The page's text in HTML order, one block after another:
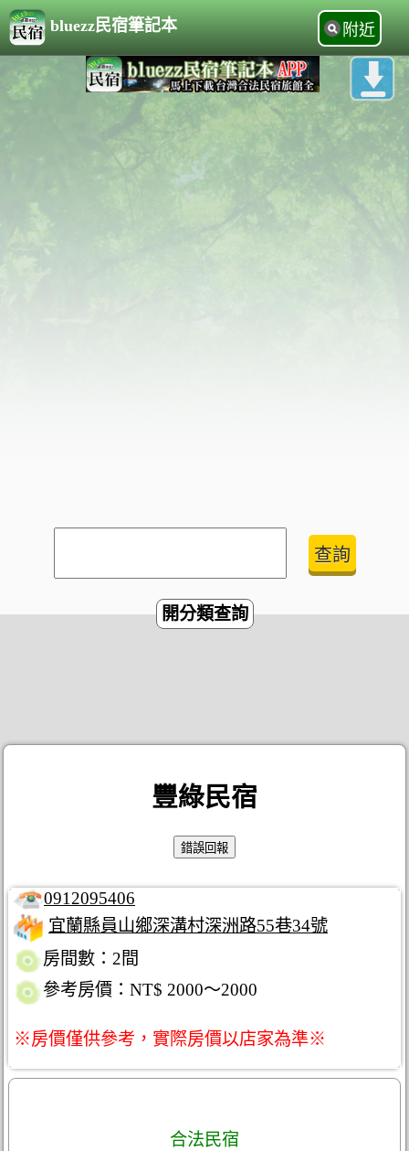
bluezz民宿筆記本 附近
開分類查詢
豐綠民宿
0912095406
宜蘭縣員山鄉深溝村深洲路55巷34號
房間數：2間
參考房價：NT$ 2000～2000
※房價僅供參考，實際房價以店家為準※
合法民宿